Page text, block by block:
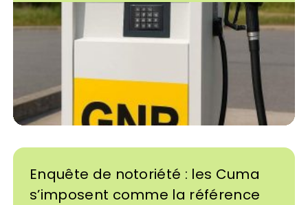
Enquête de notoriété : les Cuma
s’imposent comme la référence